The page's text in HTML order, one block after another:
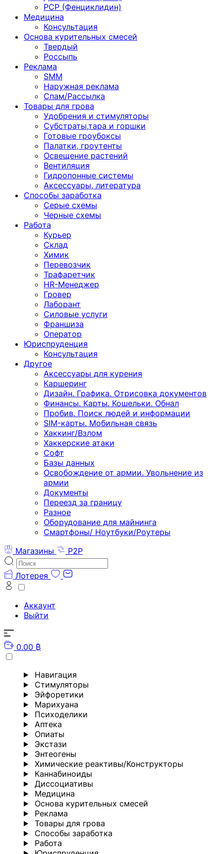
PCP (Фенциклидин)
Медицина
Консультация
Основа курительных смесей
Твердый
Россыпь
Реклама
SMM
Наружная реклама
Спам/Рассылка
Товары для грова
Удобрения и стимуляторы
Субстраты,тара и горшки
Готовые гроубоксы
Палатки, гроутенты
Освещение растений
Вентиляция
Гидропонные системы
Аксессуары, литература
Способы заработка
Серые схемы
Черные схемы
Работа
Курьер
Склад
Химик
Перевозчик
Трафаретчик
HR-Менеджер
Гровер
Лаборант
Силовые услуги
Франшиза
Оператор
Юриспруденция
Консультация
Другoе
Аксессуары для курения
Каршеринг
Дизайн. Графика. Отрисовка документов
Финансы. Карты. Кошельки. Обнал
Пробив. Поиск людей и информации
SIM-карты. Мобильная связь
Хаккинг/Взлом
Хаккерские атаки
Софт
Базы данных
Освобождение от армии. Увольнение из
армии
Документы
Переезд за границу
Разное
Оборудование для майнинга
Смартфоны/ Ноутбуки/Роутеры
Магазины
P2P
Лотерея
Аккаунт
Выйти
0.00 ₿
Навигация
Стимуляторы
Эйфоретики
Марихуана
Психоделики
Аптека
Опиаты
Экстази
Энтеогены
Химические реактивы/Конструкторы
Каннабиноиды
Диссоциативы
Медицина
Основа курительных смесей
Реклама
Товары для грова
Способы заработка
Работа